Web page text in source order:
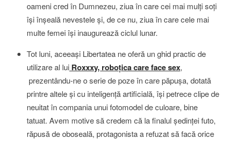
oameni cred în Dumnezeu, ziua în care cei mai mulţi soţi
îşi înşeală nevestele şi, de ce nu, ziua în care cele mai
multe femei îşi inaugurează ciclul lunar.
Tot luni, aceeaşi Libertatea ne oferă un ghid practic de
utilizare al lui Roxxxy, roboţica care face sex,
prezentându-ne o serie de poze în care păpuşa, dotată
printre altele şi cu inteligenţă artificială, îşi petrece clipe de
neuitat în compania unui fotomodel de culoare, bine
tatuat. Avem motive să credem că la finalul şedinţei futo,
răpusă de oboseală, protagonista a refuzat să facă orice